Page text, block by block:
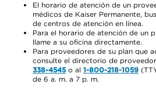
El horario de atención de un
médicos de Kaiser Permanente,
de centros de atención en línea.
Para el horario de atención de un
llame a su oficina directamente.
Para proveedores de su plan que
consulte el directorio de
338-4545o al 1-800-218-1059
de 6 a. m. a 7 p. m.